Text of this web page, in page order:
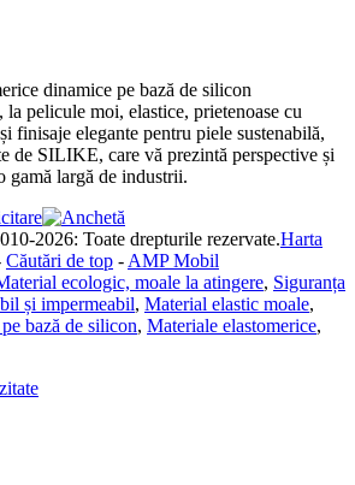
dinamice pe bază de silicon
pelicule moi, elastice, prietenoase cu
finisaje elegante pentru piele sustenabilă,
de SILIKE, care vă prezintă perspective și
gamă largă de industrii.
2026: Toate drepturile rezervate.Harta
Căutări de top - AMP Mobil
ecologic, moale la atingere, Siguranța
și impermeabil, Material elastic moale,
bază de silicon, Materiale elastomerice,